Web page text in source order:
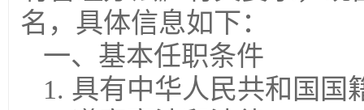
名，具体信息如下：
一、基本任职条件
1. 具有中华人民共和国国